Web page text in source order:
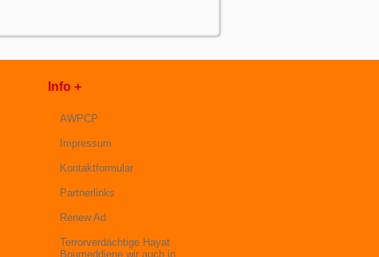
Info +
AWPCP
Impressum
Kontaktformular
Partnerlinks
Renew Ad
Terrorverdächtige Hayat
Boumeddiene wir auch in